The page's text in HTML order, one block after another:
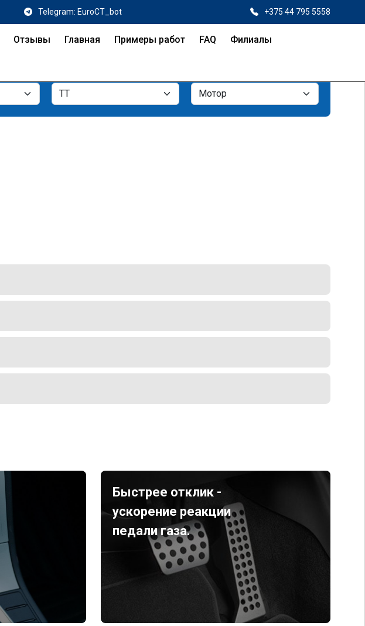
Telegram: EuroCT_bot +375 44 795 5558
Отзывы Главная Примеры работ FAQ Филиалы
Быстрее отклик -
ускорение реакции
педали газа.